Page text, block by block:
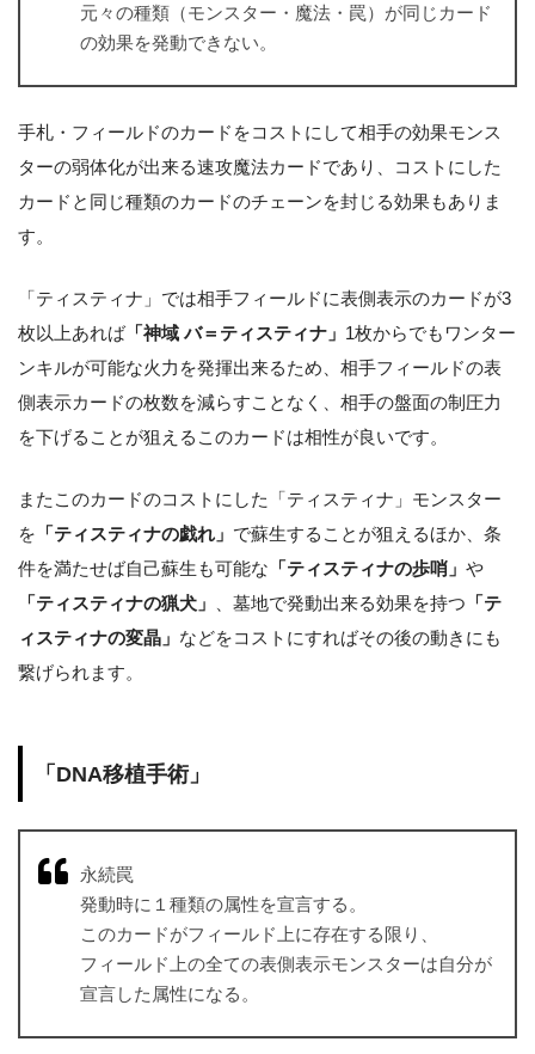
元々の種類（モンスター・魔法・罠）が同じカード
の効果を発動できない。
手札・フィールドのカードをコストにして相手の効果モンス
ターの弱体化が出来る速攻魔法カードであり、コストにした
カードと同じ種類のカードのチェーンを封じる効果もありま
す。
「ティスティナ」では相手フィールドに表側表示のカードが3
枚以上あれば「神域 バ＝ティスティナ」 1枚からでもワンター
ンキルが可能な火力を発揮出来るため、相手フィールドの表
側表示カードの枚数を減らすことなく、相手の盤面の制圧力
を下げることが狙えるこのカードは相性が良いです。
またこのカードのコストにした「ティスティナ」モンスター
を 「ティスティナの戯れ」 で蘇生することが狙えるほか、条
件を満たせば自己蘇生も可能な 「ティスティナの歩哨」 や
「ティスティナの猟犬」
、墓地で発動出来る効果を持つ 「テ
ィスティナの変晶」 などをコストにすればその後の動きにも
繋げられます。
「DNA移植手術」
永続罠
発動時に１種類の属性を宣言する。
このカードがフィールド上に存在する限り、
フィールド上の全ての表側表示モンスターは自分が
宣言した属性になる。